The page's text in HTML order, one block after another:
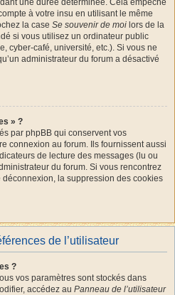
une durée déterminée. Cela empêche
à votre insu en utilisant le même
la case Se souvenir de moi lors de la
si vous utilisez un ordinateur public
cyber-café, université, etc.). Si vous ne
administrateur du forum a désactivé
» ?
par phpBB qui conservent vos
connexion au forum. Ils fournissent aussi
de lecture des messages (lu ou
du forum. Si vous rencontrez
la suppression des cookies
de l’utilisateur
?
vos paramètres sont stockés dans
accédez au Panneau de l’utilisateur